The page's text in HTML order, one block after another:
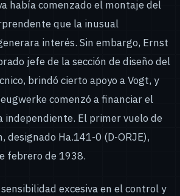
había comenzado el montaje del
que la inusual
interés. Sin embargo, Ernst
jefe de la sección de diseño del
brindó cierto apoyo a Vogt, y
comenzó a financiar el
independiente. El primer vuelo de
designado Ha.141-0 (D-ORJE),
febrero de 1938.
excesiva en el control y